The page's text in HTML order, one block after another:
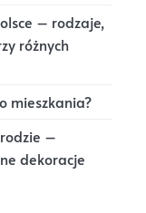
– rodzaje,
różnych
mieszkania?
–
dekoracje